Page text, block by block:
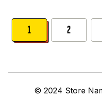
1 2
© 2024 Store